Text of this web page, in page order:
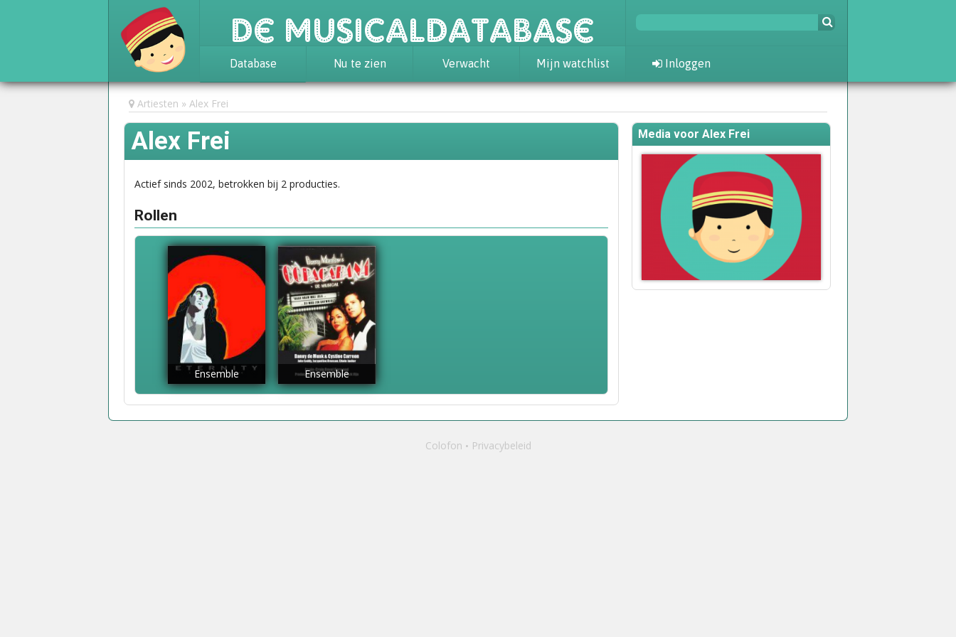
De Musicaldatabase
Database
Achtergrond
Awards
Statistieken
Nu te zien Verwacht Mijn watchlist Inloggen
Artiesten Alex Frei
Alex Frei
Actief sinds 2002, betrokken bij 2 producties.
Rollen
Ensemble Ensemble
Media voor Alex Frei
Colofon Privacybeleid